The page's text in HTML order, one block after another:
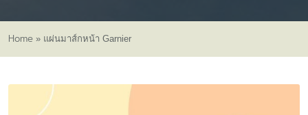
Home » แผ่นมาส์กหน้า Garnier